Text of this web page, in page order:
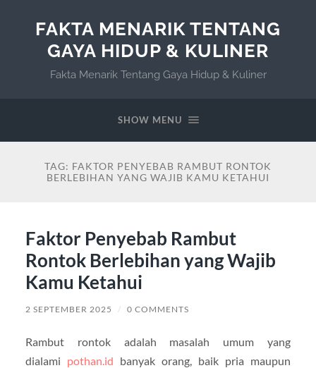
FAKTA MENARIK TENTANG
GAYA HIDUP & KULINER
Fakta Menarik Tentang Gaya Hidup & Kuliner
SHOW MENU
TAG: FAKTOR PENYEBAB RAMBUT RONTOK
BERLEBIHAN YANG WAJIB KAMU KETAHUI
Faktor Penyebab Rambut
Rontok Berlebihan yang Wajib
Kamu Ketahui
2 SEPTEMBER 2025 / 0 COMMENTS
Rambut rontok adalah masalah umum yang
dialami pothan.id banyak orang, baik pria maupun